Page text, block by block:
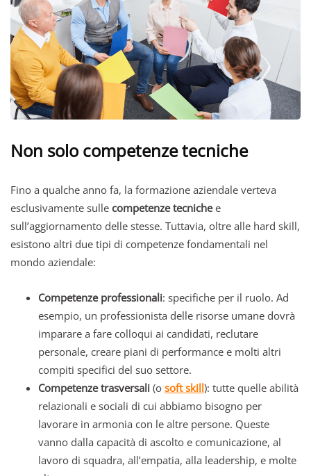
Non solo competenze tecniche
Fino a qualche anno fa, la formazione aziendale verteva
esclusivamente sulle competenze tecnichee
sull’aggiornamento delle stesse. Tuttavia, oltre alle hard skill,
esistono altri due tipi di competenze fondamentali nel
mondo aziendale:
Competenze professionali: specifiche per il ruolo. Ad
esempio, un professionista delle risorse umane dovrà
imparare a fare colloqui ai candidati, reclutare
personale, creare piani di performance e molti altri
compiti specifici del suo settore.
Competenze trasversali (o soft skill): tutte quelle abilità
relazionali e sociali di cui abbiamo bisogno per
lavorare in armonia con le altre persone. Queste
vanno dalla capacità di ascolto e comunicazione, al
lavoro di squadra, all’empatia, alla leadership, e molte